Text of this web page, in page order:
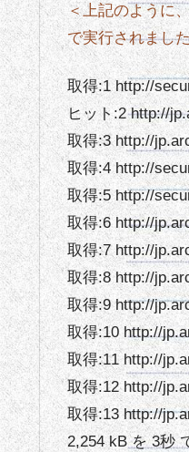
＜上記のように
で実行されまし
取得:1 http://
ヒット:2 http://
取得:3 http://
取得:4 http://
取得:5 http://
取得:6 http://
取得:7 http://
取得:8 http://
取得:9 http://
取得:10 http://
取得:11 http://
取得:12 http://
取得:13 http://
2,254 kB を 3秒